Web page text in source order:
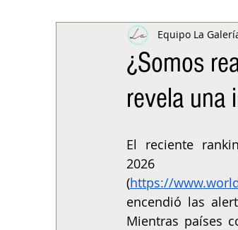
GASTRONOMÍA Y VINOS
ALIMENTACIÓN COLUMNA
¿Somos
revela una
Equipo La
El reciente
2026
(https://
encendió las
Mientras países